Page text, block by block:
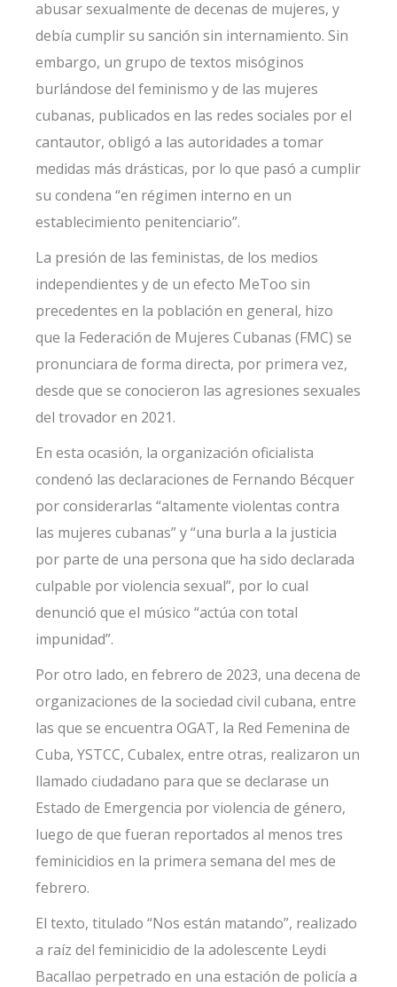
abusar sexualmente de decenas de mujeres, y
debía cumplir su sanción sin internamiento. Sin
embargo, un grupo de textos misóginos
burlándose del feminismo y de las mujeres
cubanas, publicados en las redes sociales por el
cantautor, obligó a las autoridades a tomar
medidas más drásticas, por lo que pasó a cumplir
su condena “en régimen interno en un
establecimiento penitenciario”.
La presión de las feministas, de los medios
independientes y de un efecto MeToo sin
precedentes en la población en general, hizo
que la Federación de Mujeres Cubanas (FMC) se
pronunciara de forma directa, por primera vez,
desde que se conocieron las agresiones sexuales
del trovador en 2021.
En esta ocasión, la organización oficialista
condenó las declaraciones de Fernando Bécquer
por considerarlas “altamente violentas contra
las mujeres cubanas” y “una burla a la justicia
por parte de una persona que ha sido declarada
culpable por violencia sexual”, por lo cual
denunció que el músico “actúa con total
impunidad”.
Por otro lado, en febrero de 2023, una decena de
organizaciones de la sociedad civil cubana, entre
las que se encuentra OGAT, la Red Femenina de
Cuba, YSTCC, Cubalex, entre otras, realizaron un
llamado ciudadano para que se declarase un
Estado de Emergencia por violencia de género,
luego de que fueran reportados al menos tres
feminicidios en la primera semana del mes de
febrero.
El texto, titulado “Nos están matando”, realizado
a raíz del feminicidio de la adolescente Leydi
Bacallao perpetrado en una estación de policía a